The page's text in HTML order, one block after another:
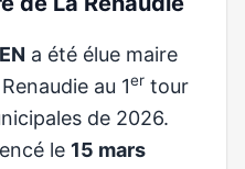
a été élue maire
au 1er tour
de 2026.
le 15 mars